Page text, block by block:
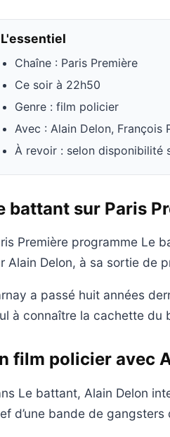
L'essentiel
Chaîne : Paris Première
Ce soir à 22h50
Genre : film policier
Avec : Alain Delon, François
À revoir : selon disponibilité
battant sur Paris
Première programme Le
Alain Delon, à sa sortie de
a passé huit années
à connaître la cachette du
film policier avec
Le battant, Alain Delon
d’une bande de